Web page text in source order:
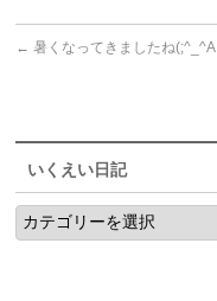
← 暑くなってきましたね(;^_^A
いくえい日記
い
く
え